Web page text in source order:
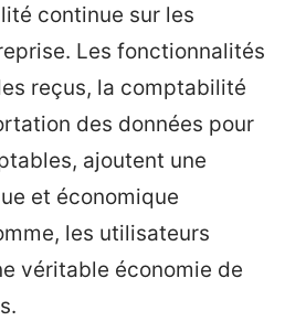
continue sur les
Les fonctionnalités
reçus, la comptabilité
des données pour
ajoutent une
et économique
les utilisateurs
véritable économie de